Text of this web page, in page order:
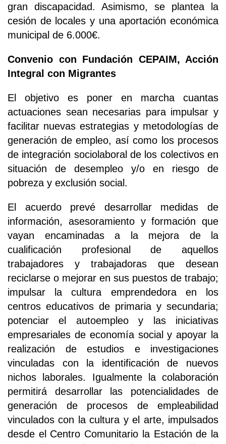
gran discapacidad. Asimismo, se plantea la
cesión de locales y una aportación económica
municipal de 6.000€.
Convenio con Fundación CEPAIM, Acción
Integral con Migrantes
El objetivo es poner en marcha cuantas
actuaciones sean necesarias para impulsar y
facilitar nuevas estrategias y metodologías de
generación de empleo, así como los procesos
de integración sociolaboral de los colectivos en
situación de desempleo y/o en riesgo de
pobreza y exclusión social.
El acuerdo prevé desarrollar medidas de
información, asesoramiento y formación que
vayan encaminadas a la mejora de la
cualificación profesional de aquellos
trabajadores y trabajadoras que desean
reciclarse o mejorar en sus puestos de trabajo;
impulsar la cultura emprendedora en los
centros educativos de primaria y secundaria;
potenciar el autoempleo y las iniciativas
empresariales de economía social y apoyar la
realización de estudios e investigaciones
vinculadas con la identificación de nuevos
nichos laborales. Igualmente la colaboración
permitirá desarrollar las potencialidades de
generación de procesos de empleabilidad
vinculados con la cultura y el arte, impulsados
desde el Centro Comunitario la Estación de la